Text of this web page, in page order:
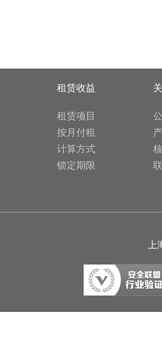
租赁收益
租赁项目
按月付租
计算方式
锁定期限